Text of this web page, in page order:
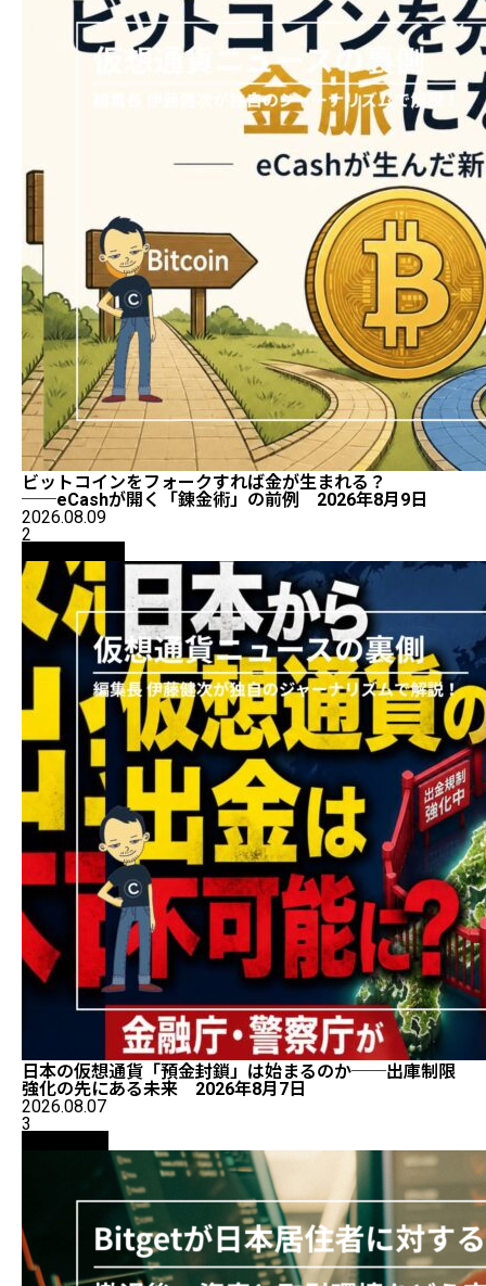
ビットコインをフォークすれば金が生まれる？
──eCashが開く「錬金術」の前例 2026年8月9日
2026.08.09
2
日本の仮想通貨「預金封鎖」は始まるのか──出庫制限
強化の先にある未来 2026年8月7日
2026.08.07
3